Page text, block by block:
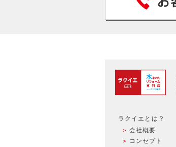
ラクイエとは？
会社概要
コンセプト